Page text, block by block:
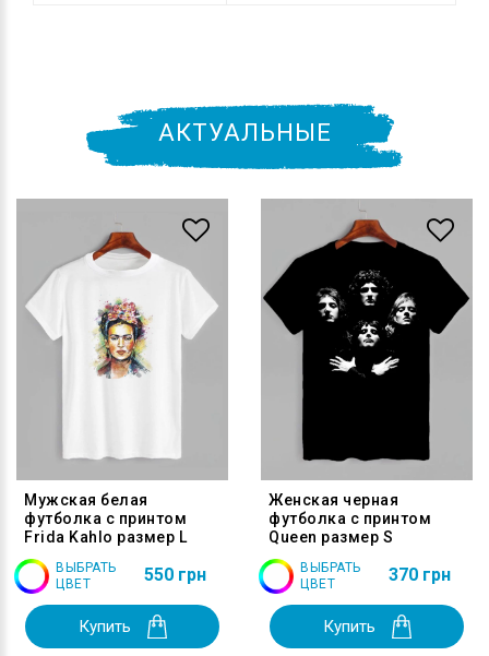
АКТУАЛЬНЫЕ
Мужская белая
футболка с принтом
Frida Kahlo размер L
ВЫБРАТЬ
ЦВЕТ
550 грн
Купить
Женская черная
футболка с принтом
Queen размер S
ВЫБРАТЬ
ЦВЕТ
370 грн
Купить